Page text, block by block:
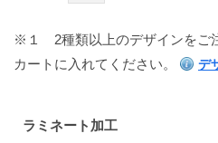
※１
2種類以上のデザインをご
カートに入れてください。
デ
ラミネート加工